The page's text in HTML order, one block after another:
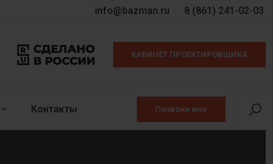
info@bazman.ru 8 (861) 241-02-03
КАБИНЕТ ПРОЕКТИРОВЩИКА
Контакты Позвони мне